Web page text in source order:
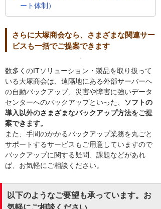
ート体制）
さらに大塚商会なら、さまざまな関連サー
ビスも一括でご提案できます
数多くのITソリューション・製品を取り扱って
いる大塚商会は、遠隔地にある外部サーバーへ
の自動バックアップ、災害や障害に強いデータ
センターへのバックアップといった、
ソフトの
導入以外のさまざまなバックアップ方法をご提
案できます。
また、手間のかかるバックアップ業務を丸ごと
サポートするサービスもご用意していますので
バックアップに関する疑問、課題などがあれ
ば、お気軽にご相談ください。
以下のようなご要望も承っています。お
気軽にご相談ください